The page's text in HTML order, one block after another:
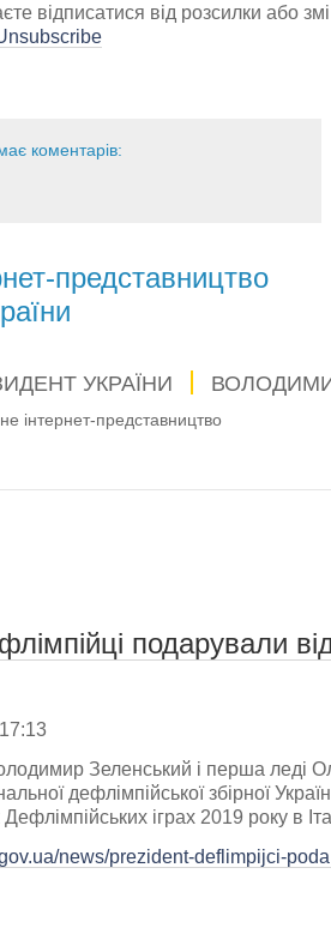
відписатися від розсилки або
коментарів:
представництво
УКРАЇНИ
інтернет-представництво
подарували
Зеленський і перша леді
дефлімпійської збірної
іграх 2019 року в
news/prezident-deflimpijci-